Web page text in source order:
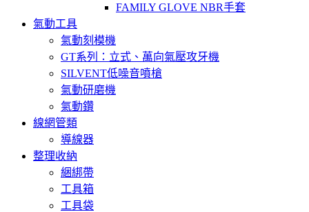
FAMILY GLOVE NBR手套
氣動工具
氣動刻模機
GT系列：立式、萬向氣壓攻牙機
SILVENT低噪音噴槍
氣動研磨機
氣動鑽
線網管類
導線器
整理收納
綑綁帶
工具箱
工具袋